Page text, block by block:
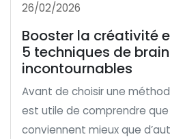
26/02/2026
Booster la créativité
5 techniques de
incontournables
Avant de choisir une
est utile de comprendre
conviennent mieux que